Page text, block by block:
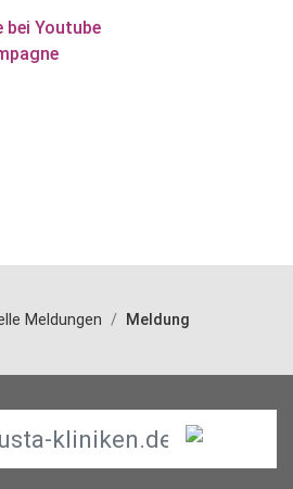
bei Youtube
Meldungen Meldung